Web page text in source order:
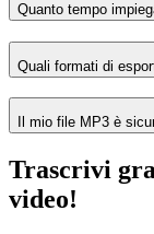
Quanto tempo
Quali formati di
Il mio file MP3 è
Trascrivi
video!